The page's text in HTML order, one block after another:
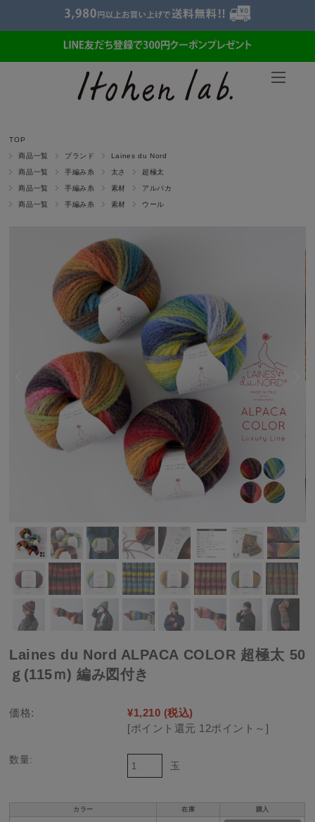
TOP
商品一覧 ブランド Laines du Nord
商品一覧 手編み糸 太さ 超極太
商品一覧 手編み糸 素材 アルパカ
商品一覧 手編み糸 素材 ウール
Laines du Nord ALPACA COLOR 超極太 50
ｇ(115ｍ) 編み図付き
価格: ¥1,210 (税込)
[ポイント還元 12ポイント～]
数量:
玉
カラー 在庫 購入